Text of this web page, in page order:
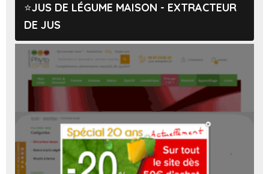
JUS DE LÉGUME MAISON - EXTRACTEUR
DE JUS